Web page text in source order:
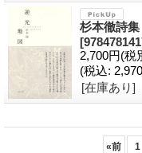
杉本徹詩集
2,700円(税
(税込:
[在庫あり]
«前 1